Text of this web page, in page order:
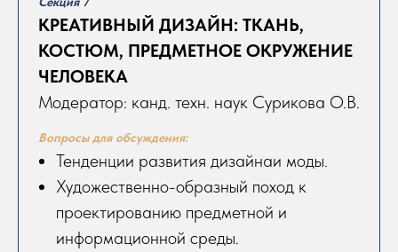
КРЕАТИВНЫЙ ДИЗАЙН: ТКАНЬ,
КОСТЮМ, ПРЕДМЕТНОЕ ОКРУЖЕНИЕ
ЧЕЛОВЕКА
Модератор: канд. техн. наук Сурикова О.В.
Вопросы для обсуждения:
Тенденции развития дизайнаи моды.
Художественно-образный поход к
проектированию предметной и
информационной среды.